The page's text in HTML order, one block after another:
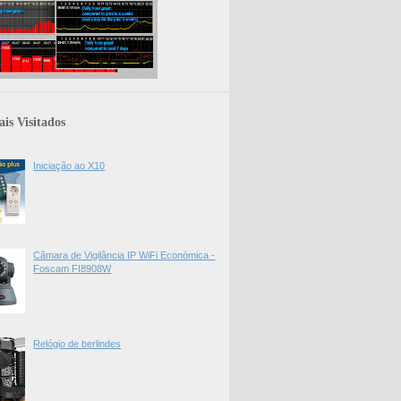
Visitados
Iniciação ao X10
Câmara de Vigilância IP WiFi Económica -
Foscam FI8908W
Relógio de berlindes